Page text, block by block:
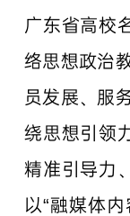
广东省高校
络思想政治
员发展、服
绕思想引领
精准引导力
以“融媒体